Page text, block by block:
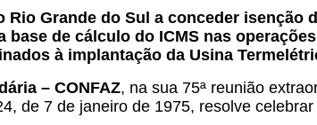
Rio Grande do Sul a conceder
base de cálculo do ICMS nas
à implantação da Usina
– CONFAZ, na sua 75ª reunião
de 7 de janeiro de 1975, resolve